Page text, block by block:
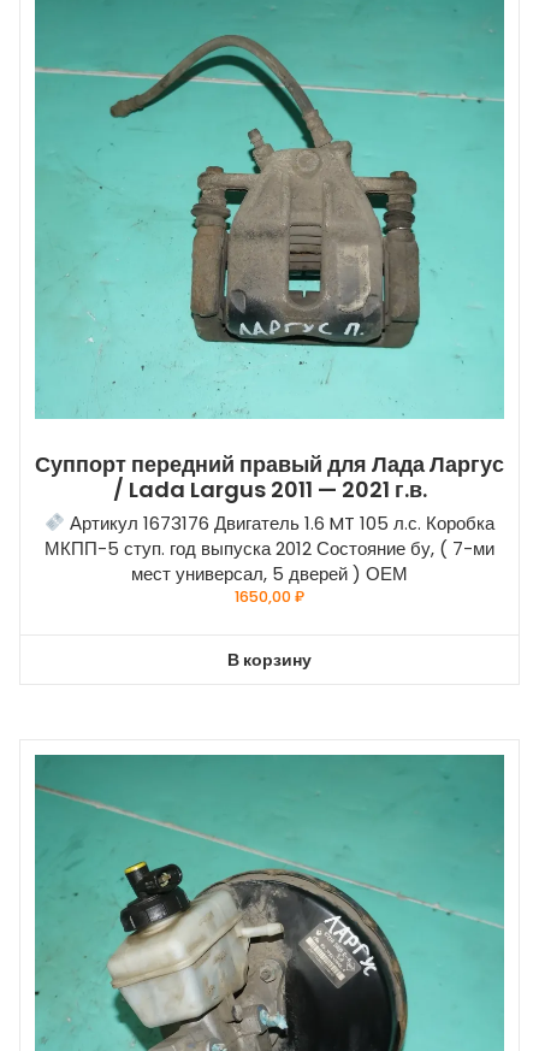
Суппорт передний правый для Лада Ларгус
/ Lada Largus 2011 — 2021 г.в.
Артикул 1673176 Двигатель 1.6 MT 105 л.с. Коробка
МКПП-5 ступ. год выпуска 2012 Состояние бу, ( 7-ми
мест универсал, 5 дверей ) ОЕМ
1650,00₽
В корзину